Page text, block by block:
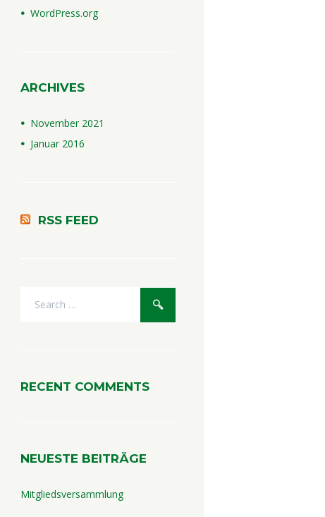
WordPress.org
ARCHIVES
November 2021
Januar 2016
RSS FEED
RECENT COMMENTS
NEUESTE BEITRÄGE
Mitgliedsversammlung